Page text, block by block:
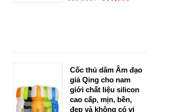
Cốc thủ dâm Âm đạo
giả Qing cho nam
giới chất liệu silicon
cao cấp, mịn, bền,
đẹp và không có vi